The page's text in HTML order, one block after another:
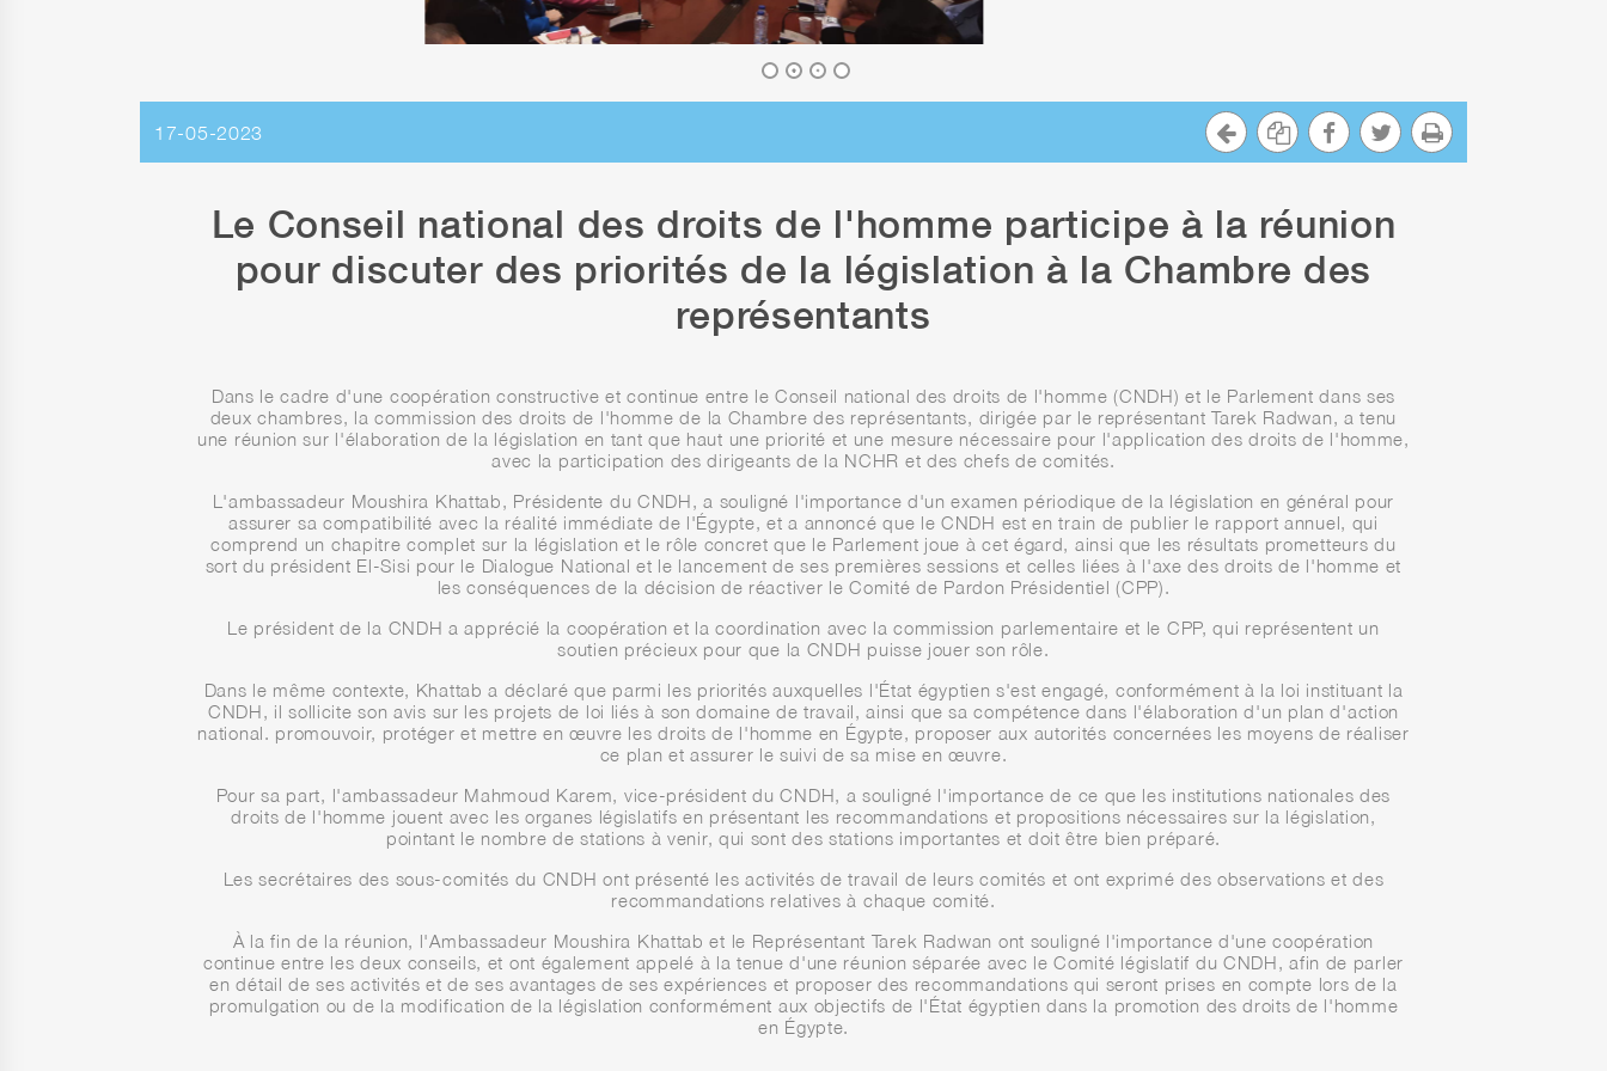
17-05-2023
Le Conseil national des droits de l'homme participe à la réunion
pour discuter des priorités de la législation à la Chambre des
représentants
Dans le cadre d'une coopération constructive et continue entre le Conseil national des droits de l'homme (CNDH) et le Parlement dans ses
deux chambres, la commission des droits de l'homme de la Chambre des représentants, dirigée par le représentant Tarek Radwan, a tenu
une réunion sur l'élaboration de la législation en tant que haut une priorité et une mesure nécessaire pour l'application des droits de l'homme,
avec la participation des dirigeants de la NCHR et des chefs de comités.
L'ambassadeur Moushira Khattab, Présidente du CNDH, a souligné l'importance d'un examen périodique de la législation en général pour
assurer sa compatibilité avec la réalité immédiate de l'Égypte, et a annoncé que le CNDH est en train de publier le rapport annuel, qui
comprend un chapitre complet sur la législation et le rôle concret que le Parlement joue à cet égard, ainsi que les résultats prometteurs du
sort du président El-Sisi pour le Dialogue National et le lancement de ses premières sessions et celles liées à l'axe des droits de l'homme et
les conséquences de la décision de réactiver le Comité de Pardon Présidentiel (CPP).
Le président de la CNDH a apprécié la coopération et la coordination avec la commission parlementaire et le CPP, qui représentent un
soutien précieux pour que la CNDH puisse jouer son rôle.
Dans le même contexte, Khattab a déclaré que parmi les priorités auxquelles l'État égyptien s'est engagé, conformément à la loi instituant la
CNDH, il sollicite son avis sur les projets de loi liés à son domaine de travail, ainsi que sa compétence dans l'élaboration d'un plan d'action
national. promouvoir, protéger et mettre en œuvre les droits de l'homme en Égypte, proposer aux autorités concernées les moyens de réaliser
ce plan et assurer le suivi de sa mise en œuvre.
Pour sa part, l'ambassadeur Mahmoud Karem, vice-président du CNDH, a souligné l'importance de ce que les institutions nationales des
droits de l'homme jouent avec les organes législatifs en présentant les recommandations et propositions nécessaires sur la législation,
pointant le nombre de stations à venir, qui sont des stations importantes et doit être bien préparé.
Les secrétaires des sous-comités du CNDH ont présenté les activités de travail de leurs comités et ont exprimé des observations et des
recommandations relatives à chaque comité.
À la fin de la réunion, l'Ambassadeur Moushira Khattab et le Représentant Tarek Radwan ont souligné l'importance d'une coopération
continue entre les deux conseils, et ont également appelé à la tenue d'une réunion séparée avec le Comité législatif du CNDH, afin de parler
en détail de ses activités et de ses avantages de ses expériences et proposer des recommandations qui seront prises en compte lors de la
promulgation ou de la modification de la législation conformément aux objectifs de l'État égyptien dans la promotion des droits de l'homme
en Égypte.